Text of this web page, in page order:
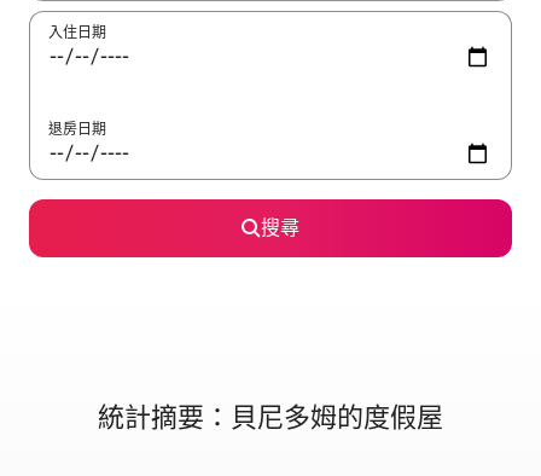
入住日期
退房日期
搜尋
統計摘要：貝尼多姆的度假屋